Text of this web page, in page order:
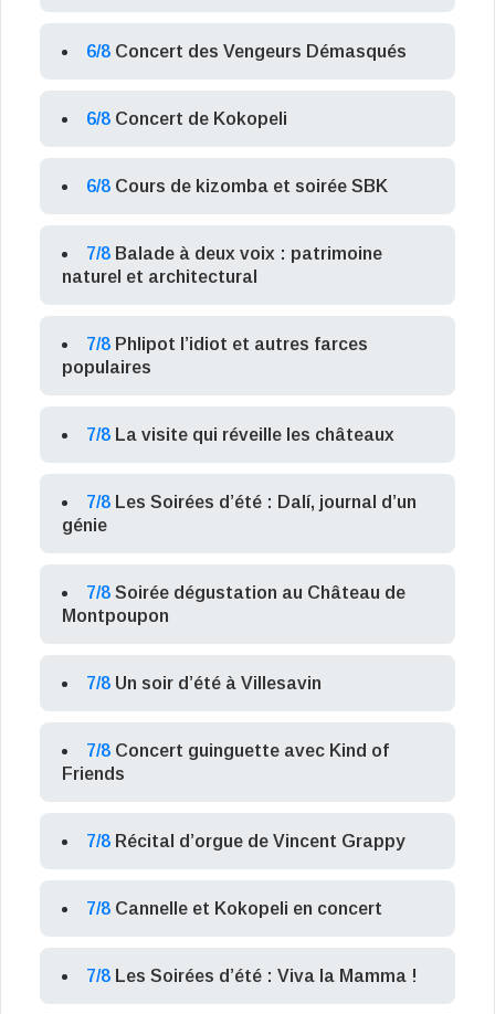
6/8 Concert des Vengeurs Démasqués
6/8 Concert de Kokopeli
6/8 Cours de kizomba et soirée SBK
7/8 Balade à deux voix : patrimoine
naturel et architectural
7/8 Phlipot l’idiot et autres farces
populaires
7/8 La visite qui réveille les châteaux
7/8 Les Soirées d’été : Dalí, journal d’un
génie
7/8 Soirée dégustation au Château de
Montpoupon
7/8 Un soir d’été à Villesavin
7/8 Concert guinguette avec Kind of
Friends
7/8 Récital d’orgue de Vincent Grappy
7/8 Cannelle et Kokopeli en concert
7/8 Les Soirées d’été : Viva la Mamma !